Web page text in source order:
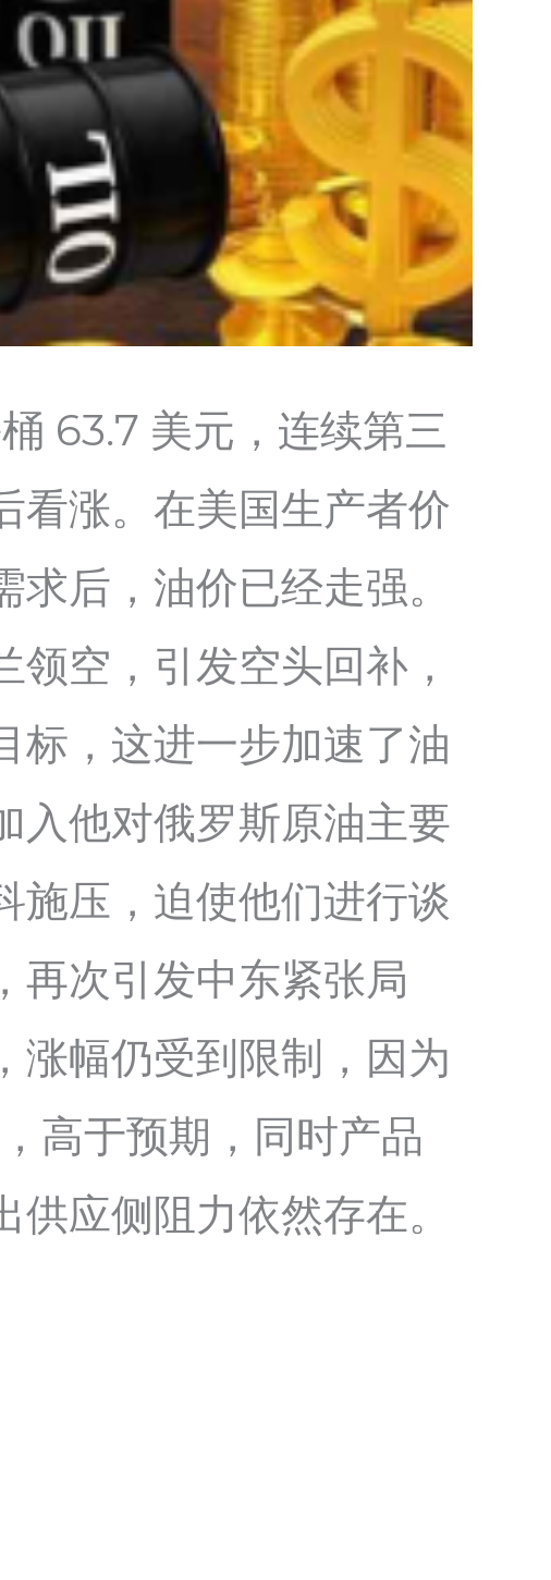
63.7 美元，连续第三
看涨。在美国生产者价
后，油价已经走强。
空，引发空头回补，
标，这进一步加速了油
入他对俄罗斯原油主要
施压，迫使他们进行谈
再次引发中东紧张局
涨幅仍受到限制，因为
高于预期，同时产品
应侧阻力依然存在。